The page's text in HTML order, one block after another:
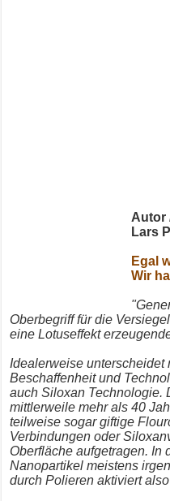
Autor
Lars
Egal
Wir
Oberbegriff für die
eine Lotuseffekt
Idealerweise unterscheidet
Beschaffenheit und
auch Siloxan Technologie.
mittlerweile mehr als 40
teilweise sogar giftige
Verbindungen oder
Oberfläche aufgetragen. In
Nanopartikel meistens
durch Polieren aktiviert